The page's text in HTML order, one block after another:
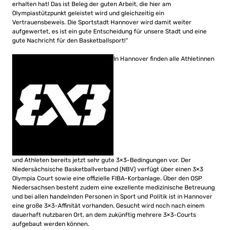
erhalten hat! Das ist Beleg der guten Arbeit, die hier am
Olympiastützpunkt geleistet wird und gleichzeitig ein
Vertrauensbeweis. Die Sportstadt Hannover wird damit weiter
aufgewertet, es ist ein gute Entscheidung für unsere Stadt und eine
gute Nachricht für den Basketballsport!“
In Hannover finden alle Athletinnen
und Athleten bereits jetzt sehr gute 3×3-Bedingungen vor. Der
Niedersächsische Basketballverband (NBV) verfügt über einen 3×3
Olympia Court sowie eine offizielle FIBA-Korbanlage. Über den OSP
Niedersachsen besteht zudem eine exzellente medizinische Betreuung
und bei allen handelnden Personen in Sport und Politik ist in Hannover
eine große 3×3-Affinität vorhanden. Gesucht wird noch nach einem
dauerhaft nutzbaren Ort, an dem zukünftig mehrere 3×3-Courts
aufgebaut werden können.